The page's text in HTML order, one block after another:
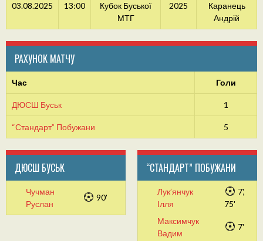
03.08.2025 13:00
Кубок Буської
МТГ
2025
Каранець
Андрій
РАХУНОК МАТЧУ
Час Голи
ДЮСШ Буськ 1
“Стандарт” Побужани 5
ДЮСШ БУСЬК
Чучман
Руслан
90'
“СТАНДАРТ” ПОБУЖАНИ
Лук’янчук
Ілля
7',
75'
Максимчук
Вадим
7'